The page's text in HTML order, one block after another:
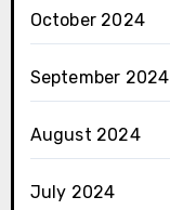
October 2024
September 2024
August 2024
July 2024